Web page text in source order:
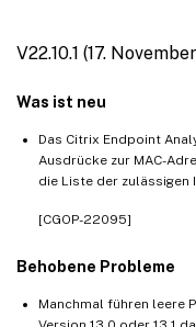
V22.10.1 (17.
Was ist neu
Das Citrix Endpoint
Ausdrücke zur MAC-
die Liste der zulässigen
[CGOP-22095]
Behobene Probleme
Manchmal führen leere